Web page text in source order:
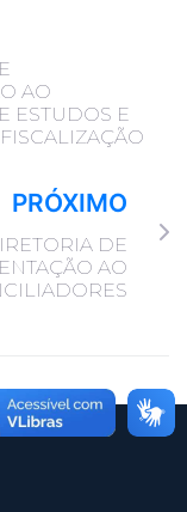
AO
ESTUDOS E
PRÓXIMO
DE
AO